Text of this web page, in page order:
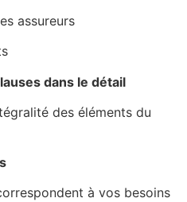
assureurs
dans le détail
des éléments du
à vos besoins